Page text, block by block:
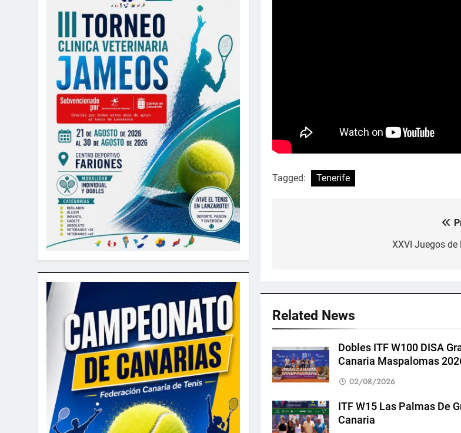
Tagged: Tenerife
XXVI Juegos de
Related News
Dobles ITF W100 DISA
Canaria Maspalomas
02/08/2026
ITF W15 Las Palmas De
Canaria